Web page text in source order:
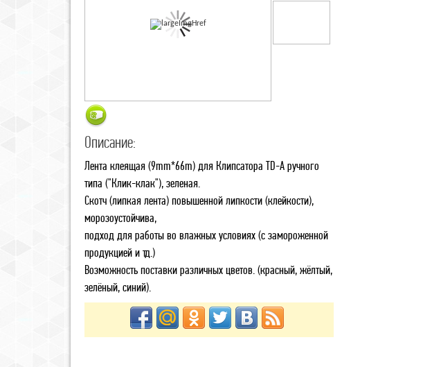
Описание:
Лента клеящая (9mm*66m) для Клипсатора TD-А ручного
типа ("Клик-клак"), зеленая.
Скотч (липкая лента) повышенной липкости (клейкости),
морозоустойчива,
подход для работы во влажных условиях (с замороженной
продукцией и тд.)
Возможность поставки различных цветов. (красный, жёлтый,
зелёный, синий).